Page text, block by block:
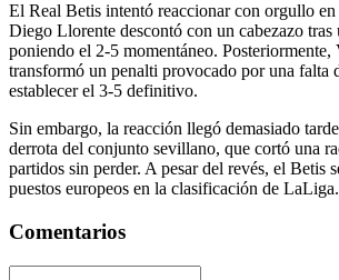
El Real Betis intentó reaccionar con orgullo
Diego Llorente descontó con un cabezazo tras
poniendo el 2-5 momentáneo.
transformó un penalti provocado por una falta
establecer el 3-5 definitivo.
Sin embargo, la reacción llegó demasiado
derrota del conjunto sevillano, que cortó una
partidos sin perder. A pesar del revés, el Betis
puestos europeos en la clasificación de LaLiga.
Comentarios